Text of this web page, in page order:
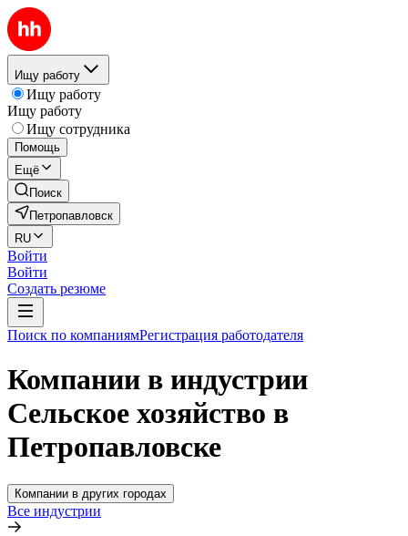
Ищу работу
Ищу работу
Ищу работу
Ищу сотрудника
Помощь
Ещё
Поиск
Петропавловск
RU
Войти
Войти
Создать резюме
Поиск по компаниямРегистрация работодателя
Компании в индустрии
Сельское хозяйство в
Петропавловске
Компании в других городах
Все индустрии